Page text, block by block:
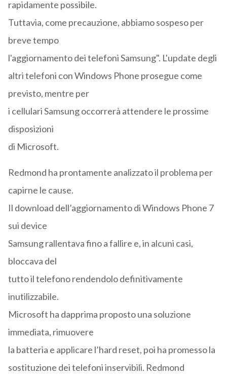
rapidamente possibile.
Tuttavia, come precauzione, abbiamo sospeso per
breve tempo
l'aggiornamento dei telefoni Samsung". L'update degli
altri telefoni con Windows Phone prosegue come
previsto, mentre per
i cellulari Samsung occorrerà attendere le prossime
disposizioni
di Microsoft.
Redmond ha prontamente analizzato il problema per
capirne le cause.
Il download dell’aggiornamento di Windows Phone 7
sui device
Samsung rallentava fino a fallire e, in alcuni casi,
bloccava del
tutto il telefono rendendolo definitivamente
inutilizzabile.
Microsoft ha dapprima proposto una soluzione
immediata, rimuovere
la batteria e applicare l’hard reset, poi ha promesso la
sostituzione dei telefoni inservibili. Redmond